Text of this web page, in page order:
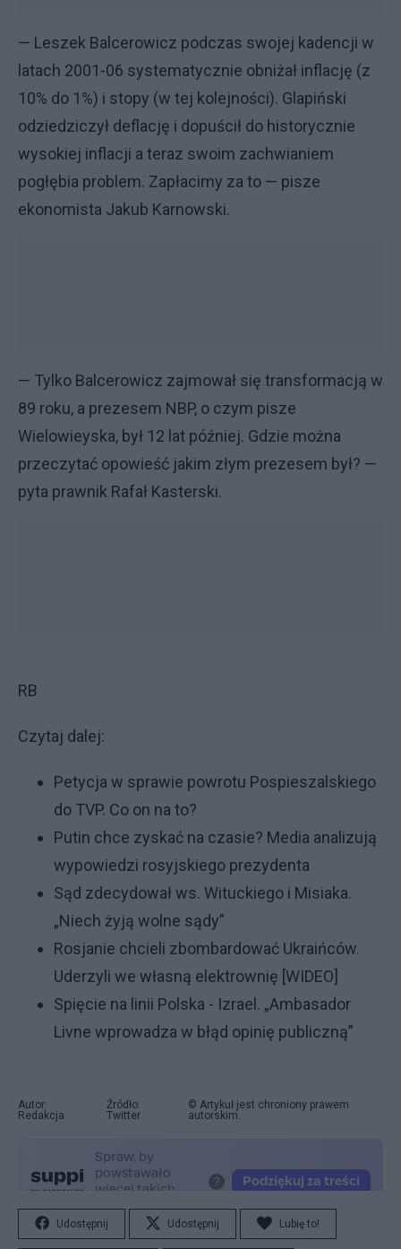
— Leszek Balcerowicz podczas swojej kadencji w
latach 2001-06 systematycznie obniżał inflację (z
10% do 1%) i stopy (w tej kolejności). Glapiński
odziedziczył deflację i dopuścił do historycznie
wysokiej inflacji a teraz swoim zachwianiem
pogłębia problem. Zapłacimy za to — pisze
ekonomista Jakub Karnowski.
— Tylko Balcerowicz zajmował się transformacją w
89 roku, a prezesem NBP, o czym pisze
Wielowieyska, był 12 lat później. Gdzie można
przeczytać opowieść jakim złym prezesem był? —
pyta prawnik Rafał Kasterski.
RB
Czytaj dalej:
Petycja w sprawie powrotu Pospieszalskiego
do TVP. Co on na to?
Putin chce zyskać na czasie? Media analizują
wypowiedzi rosyjskiego prezydenta
Sąd zdecydował ws. Wituckiego i Misiaka.
„Niech żyją wolne sądy”
Rosjanie chcieli zbombardować Ukraińców.
Uderzyli we własną elektrownię [WIDEO]
Spięcie na linii Polska - Izrael. „Ambasador
Livne wprowadza w błąd opinię publiczną”
Autor:
Redakcja
Źródło:
Twitter
© Artykuł jest chroniony prawem
autorskim.
Udostępnij Udostępnij Lubię to!